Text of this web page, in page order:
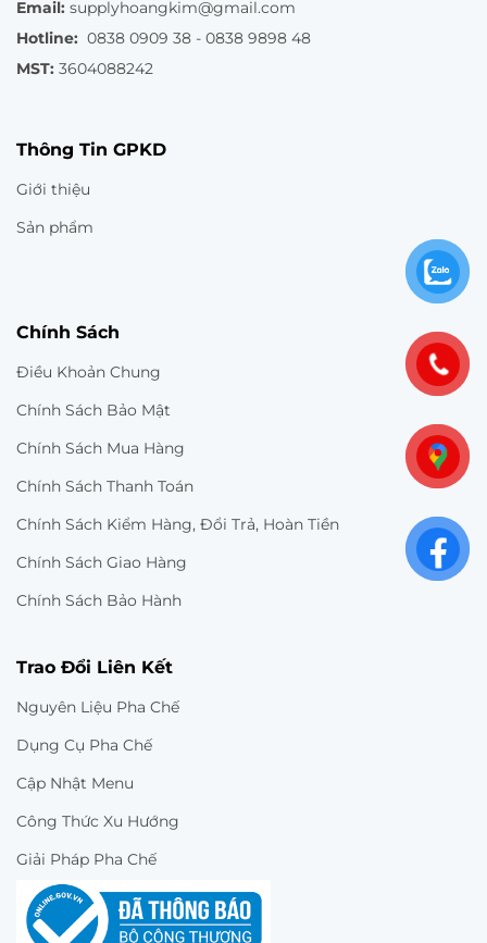
Email: supplyhoangkim@gmail.com
Hotline: 0838 0909 38 - 0838 9898 48
MST: 3604088242
Thông Tin GPKD
Giới thiệu
Sản phẩm
Chính Sách
Điều Khoản Chung
Chính Sách Bảo Mật
Chính Sách Mua Hàng
Chính Sách Thanh Toán
Chính Sách Kiểm Hàng, Đổi Trả, Hoàn Tiền
Chính Sách Giao Hàng
Chính Sách Bảo Hành
Trao Đổi Liên Kết
Nguyên Liệu Pha Chế
Dụng Cụ Pha Chế
Cập Nhật Menu
Công Thức Xu Hướng
Giải Pháp Pha Chế